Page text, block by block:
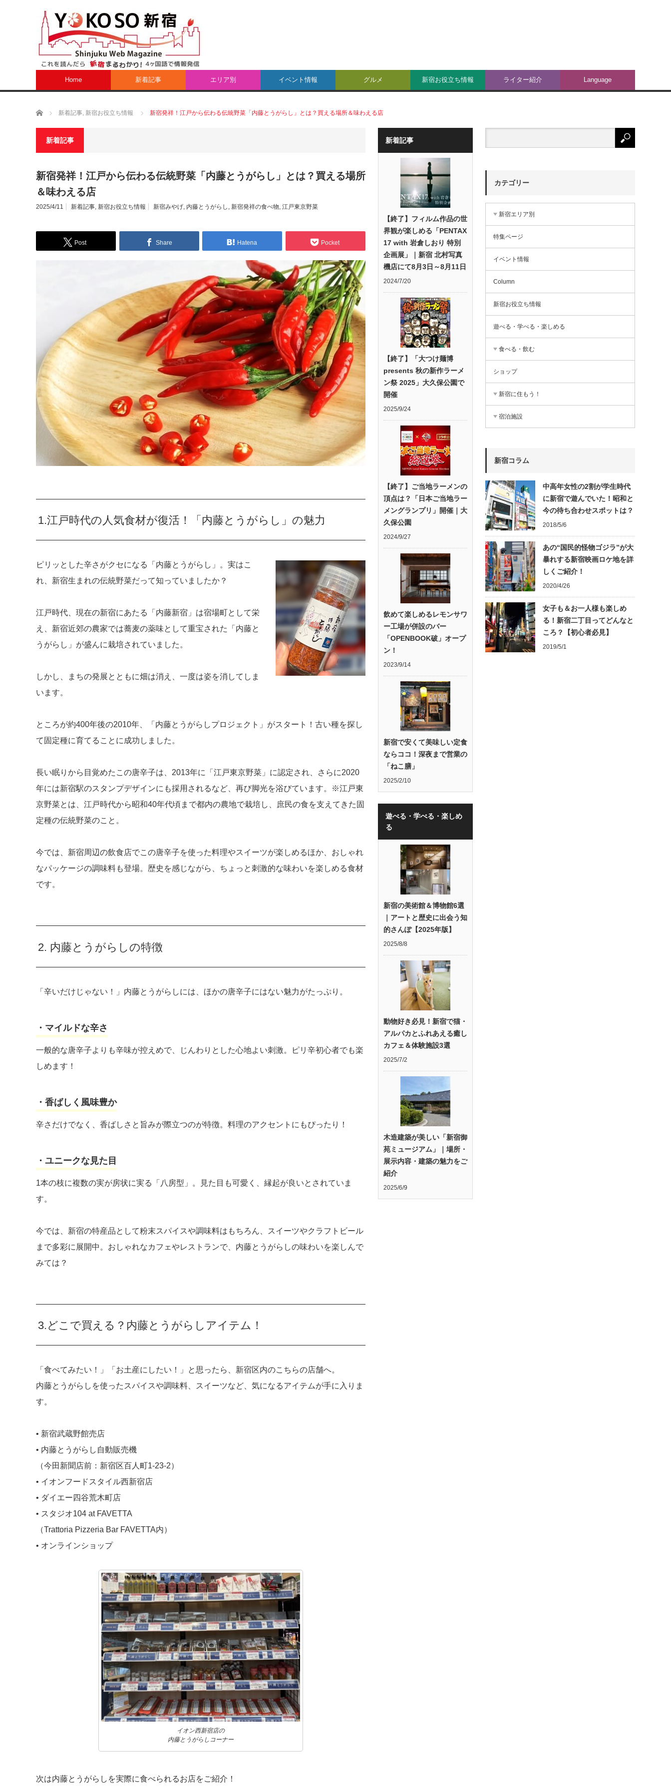
Home 新着記事 エリア別 イベント情報 グルメ 新宿お役立ち情報 ライター紹介 Language
ホーム 新着記事, 新宿お役立ち情報 新宿発祥！江戸から伝わる伝統野菜「内藤とうがらし」とは？買える場所＆味わえる店
新着記事
新宿発祥！江戸から伝わる伝統野菜「内藤とうがらし」とは？買える場所
＆味わえる店
2025/4/11 新着記事, 新宿お役立ち情報 新宿みやげ, 内藤とうがらし , 新宿発祥の食べ物, 江戸東京野菜
Post Share Hatena Pocket
1.江戸時代の人気食材が復活！「内藤とうがらし」の魅力
ピリッとした辛さがクセになる「内藤とうがらし」。実はこ
れ、新宿生まれの伝統野菜だって知っていましたか？
江戸時代、現在の新宿にあたる「内藤新宿」は宿場町として栄
え、新宿近郊の農家では蕎麦の薬味として重宝された「内藤と
うがらし」が盛んに栽培されていました。
しかし、まちの発展とともに畑は消え、一度は姿を消してしま
います。
ところが約400年後の2010年、「内藤とうがらしプロジェクト」がスタート！古い種を探し
て固定種に育てることに成功しました。
長い眠りから目覚めたこの唐辛子は、2013年に「江戸東京野菜」に認定され、さらに2020
年には新宿駅のスタンプデザインにも採用されるなど、再び脚光を浴びています。※江戸東
京野菜とは、江戸時代から昭和40年代頃まで都内の農地で栽培し、庶民の食を支えてきた固
定種の伝統野菜のこと。
今では、新宿周辺の飲食店でこの唐辛子を使った料理やスイーツが楽しめるほか、おしゃれ
なパッケージの調味料も登場。歴史を感じながら、ちょっと刺激的な味わいを楽しめる食材
です。
2. 内藤とうがらしの特徴
「辛いだけじゃない！」内藤とうがらしには、ほかの唐辛子にはない魅力がたっぷり。
・マイルドな辛さ
一般的な唐辛子よりも辛味が控えめで、じんわりとした心地よい刺激。ピリ辛初心者でも楽
しめます！
・香ばしく風味豊か
辛さだけでなく、香ばしさと旨みが際立つのが特徴。料理のアクセントにもぴったり！
・ユニークな見た目
1本の枝に複数の実が房状に実る「八房型」。見た目も可愛く、縁起が良いとされていま
す。
今では、新宿の特産品として粉末スパイスや調味料はもちろん、スイーツやクラフトビール
まで多彩に展開中。おしゃれなカフェやレストランで、内藤とうがらしの味わいを楽しんで
みては？
3.どこで買える？内藤とうがらしアイテム！
「食べてみたい！」「お土産にしたい！」と思ったら、新宿区内のこちらの店舗へ。
内藤とうがらしを使ったスパイスや調味料、スイーツなど、気になるアイテムが手に入りま
す。
• 新宿武蔵野館売店
• 内藤とうがらし自動販売機
（今田新聞店前：新宿区百人町1-23-2）
• イオンフードスタイル西新宿店
• ダイエー四谷荒木町店
• スタジオ104 at FAVETTA
（Trattoria Pizzeria Bar FAVETTA内）
• オンラインショップ
イオン西新宿店の
内藤とうがらしコーナー
次は内藤とうがらしを実際に食べられるお店をご紹介！
新着記事
【終了】フィルム作品の世
界観が楽しめる「PENTAX
17 with 岩倉しおり 特別
企画展」｜新宿 北村写真
機店にて8月3日～8月11日
2024/7/20
【終了】「大つけ麺博
presents 秋の新作ラーメ
ン祭 2025」大久保公園で
開催
2025/9/24
【終了】ご当地ラーメンの
頂点は？「日本ご当地ラー
メングランプリ」開催｜大
久保公園
2024/9/27
飲めて楽しめるレモンサワ
ー工場が併設のバー
「OPENBOOK破」オープ
ン！
2023/9/14
新宿で安くて美味しい定食
ならココ！深夜まで営業の
「ねこ膳」
2025/2/10
遊べる・学べる・楽しめ
る
新宿の美術館＆博物館6選
｜アートと歴史に出会う知
的さんぽ【2025年版】
2025/8/8
動物好き必見！新宿で猫・
アルパカとふれあえる癒し
カフェ＆体験施設3選
2025/7/2
木造建築が美しい「新宿御
苑ミュージアム」｜場所・
展示内容・建築の魅力をご
紹介
2025/6/9
カテゴリー
新宿エリア別
特集ページ
イベント情報
Column
新宿お役立ち情報
遊べる・学べる・楽しめる
食べる・飲む
ショップ
新宿に住もう！
宿泊施設
新宿コラム
中高年女性の2割が学生時代
に新宿で遊んでいた！昭和と
今の待ち合わせスポットは？
2018/5/6
あの“国民的怪物ゴジラ”が大
暴れする新宿映画ロケ地を詳
しくご紹介！
2020/4/26
女子も＆お一人様も楽しめ
る！新宿二丁目ってどんなと
ころ？【初心者必見】
2019/5/1